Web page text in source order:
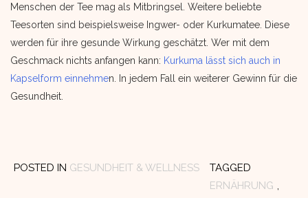
Menschen der Tee mag als Mitbringsel. Weitere beliebte
Teesorten sind beispielsweise Ingwer- oder Kurkumatee. Diese
werden für ihre gesunde Wirkung geschätzt. Wer mit dem
Geschmack nichts anfangen kann: Kurkuma lässt sich auch in
Kapselform einnehmen. In jedem Fall ein weiterer Gewinn für die
Gesundheit.
POSTED IN GESUNDHEIT & WELLNESS
TAGGED
ERNÄHRUNG ,